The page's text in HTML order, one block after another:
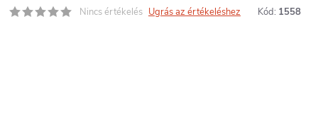
Nincs értékelés Ugrás az értékeléshez Kód: 1558